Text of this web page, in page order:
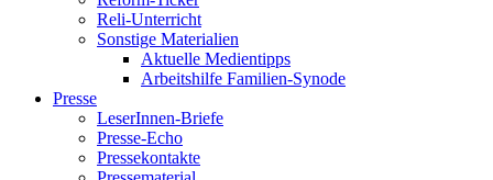
Reli-Unterricht
Sonstige Materialien
Aktuelle Medientipps
Arbeitshilfe Familien-Synode
Presse
LeserInnen-Briefe
Presse-Echo
Pressekontakte